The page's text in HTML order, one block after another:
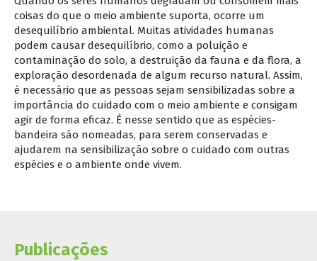
coisas do que o meio ambiente suporta, ocorre um
desequilíbrio ambiental. Muitas atividades humanas
podem causar desequilíbrio, como a poluição e
contaminação do solo, a destruição da fauna e da flora, a
exploração desordenada de algum recurso natural. Assim,
é necessário que as pessoas sejam sensibilizadas sobre a
importância do cuidado com o meio ambiente e consigam
agir de forma eficaz. É nesse sentido que as espécies-
bandeira são nomeadas, para serem conservadas e
ajudarem na sensibilização sobre o cuidado com outras
espécies e o ambiente onde vivem.
Publicações